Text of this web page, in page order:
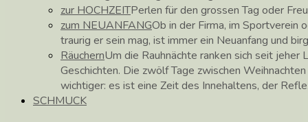
zur HOCHZEITPerlen für den grossen Tag oder
zum NEUANFANGOb in der Firma, im Sportverein
traurig er sein mag, ist immer ein Neuanfang und
RäuchernUm die Rauhnächte ranken sich seit jeher
Geschichten. Die zwölf Tage zwischen
wichtiger: es ist eine Zeit des Innehaltens, der
SCHMUCK